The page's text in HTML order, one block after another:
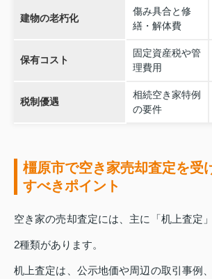
建物の老朽化
傷み具合と修
繕・解体費
保有コスト
固定資産税や管
理費用
税制優遇
相続空き家特例
の要件
橿原市で空き家売却査定を受
すべきポイント
空き家の売却査定には、主に「机上査定
2種類があります。
机上査定は、公示地価や周辺の取引事例